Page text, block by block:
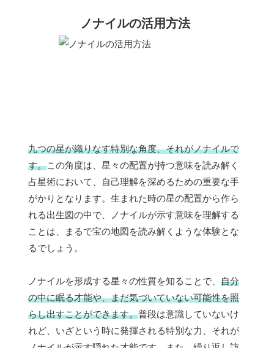
ノナイルの活用方法
九つの星が織りなす特別な角度、それがノナイルで
す。この角度は、星々の配置が持つ意味を読み解く
占星術において、自己理解を深めるための重要な手
がかりとなります。生まれた時の星の配置から作ら
れる出生図の中で、ノナイルが示す意味を理解する
ことは、まるで宝の地図を読み解くような体験とな
るでしょう。
ノナイルを形成する星々の性質を知ることで、 自分
の中に眠る才能や、まだ気づいていない可能性を照
らし出すことができます。普段は意識していないけ
れど、いざという時に発揮される特別な力、それが